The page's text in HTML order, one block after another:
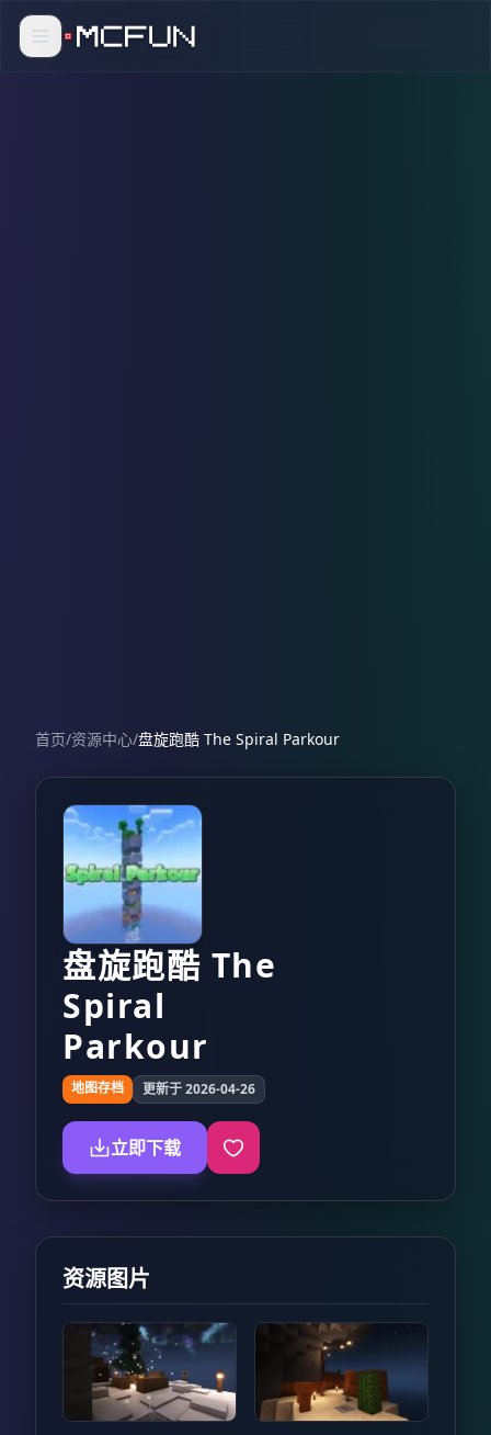
首页/资源中心/盘旋跑酷 The Spiral Parkour
盘旋跑酷 The
Spiral
Parkour
地图存档 更新于 2026-04-26
立即下载
资源图片